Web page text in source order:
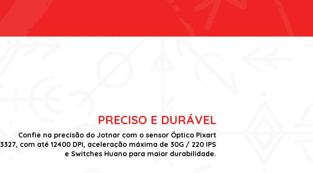
PRECISO E DURÁVEL
Confie na precisão do Jotnar com o sensor Óptico Pixart
3327, com até 12400 DPI, aceleração máxima de 30G / 220 IPS
e Switches Huano para maior durabilidade.